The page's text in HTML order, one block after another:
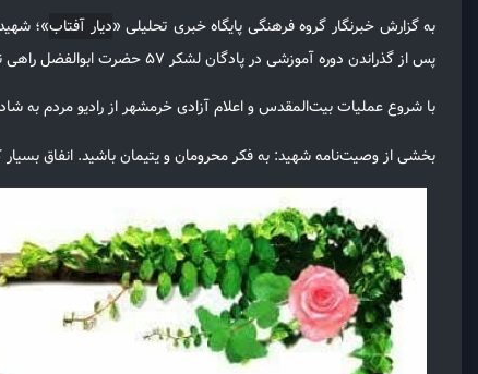
به گزارش خبرنگار گروه فرهنگی پایگاه خبری تحلیلی «دیار آفتاب
پس از گذراندن دوره آموزشی در پادگان لشکر ۵۷ حضرت ابوالفضل راهی نبرد با کفار بعثی عازم جبهه جنوب شد، در عملیات حصر آبادان او با بی‌سیم مادر تمام کارهای مخابراتی را به نحو احسن انجام داد.
با شروع عملیات بیت‌المقدس و اعلام آزادی خرمشهر از رادیو مردم
بخشی از وصیت‌نامه شهید: به فکر محرومان و یتیمان باشید. انفاق